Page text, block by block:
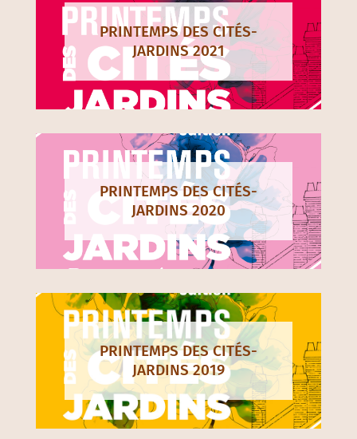
PRINTEMPS DES CITÉS-
JARDINS 2021
PRINTEMPS DES CITÉS-
JARDINS 2020
PRINTEMPS DES CITÉS-
JARDINS 2019